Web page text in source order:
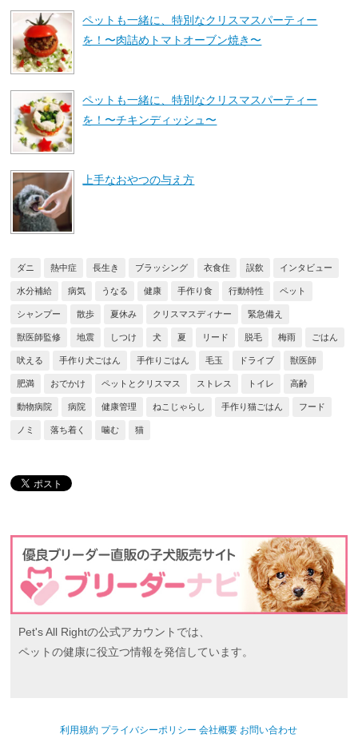
ペットも一緒に、特別なクリスマスパーティー
を！〜肉詰めトマトオーブン焼き〜
ペットも一緒に、特別なクリスマスパーティー
を！〜チキンディッシュ〜
上手なおやつの与え方
ダニ 熱中症 長生き ブラッシング 衣食住 誤飲 インタビュー
水分補給 病気 うなる 健康 手作り食 行動特性 ペット
シャンプー 散歩 夏休み クリスマスディナー 緊急備え
獣医師監修 地震 しつけ 犬 夏 リード 脱毛 梅雨 ごはん
吠える 手作り犬ごはん 手作りごはん 毛玉 ドライブ 獣医師
肥満 おでかけ ペットとクリスマス ストレス トイレ 高齢
動物病院 病院 健康管理 ねこじゃらし 手作り猫ごはん フード
ノミ 落ち着く 噛む 猫
Pet's All Rightの公式アカウントでは、
ペットの健康に役立つ情報を発信しています。
利用規約 プライバシーポリシー 会社概要 お問い合わせ